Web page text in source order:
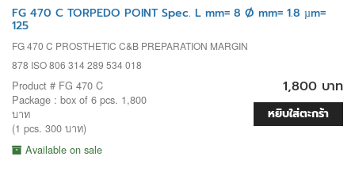
FG 470 C TORPEDO POINT Spec. L mm= 8 Ø mm= 1.8 µm=
125
FG 470 C PROSTHETIC C&B PREPARATION MARGIN
878 ISO 806 314 289 534 018
Product # FG 470 C
Package : box of 6 pcs. 1,800
บาท
(1 pcs. 300 บาท)
Available on sale
1,800 บาท
หยิบใส่ตะกร้า